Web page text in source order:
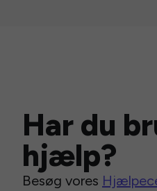
Har du
hjælp?
Besøg vores